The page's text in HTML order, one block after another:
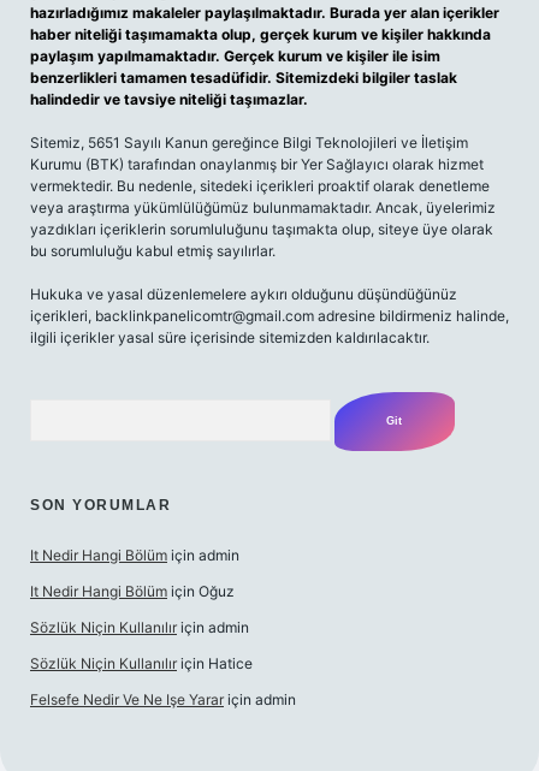
hazırladığımız makaleler paylaşılmaktadır. Burada yer alan içerikler
haber niteliği taşımamakta olup, gerçek kurum ve kişiler hakkında
paylaşım yapılmamaktadır. Gerçek kurum ve kişiler ile isim
benzerlikleri tamamen tesadüfidir. Sitemizdeki bilgiler taslak
halindedir ve tavsiye niteliği taşımazlar.
Sitemiz, 5651 Sayılı Kanun gereğince Bilgi Teknolojileri ve İletişim
Kurumu (BTK) tarafından onaylanmış bir Yer Sağlayıcı olarak hizmet
vermektedir. Bu nedenle, sitedeki içerikleri proaktif olarak denetleme
veya araştırma yükümlülüğümüz bulunmamaktadır. Ancak, üyelerimiz
yazdıkları içeriklerin sorumluluğunu taşımakta olup, siteye üye olarak
bu sorumluluğu kabul etmiş sayılırlar.
Hukuka ve yasal düzenlemelere aykırı olduğunu düşündüğünüz
içerikleri, backlinkpanelicomtr@gmail.com adresine bildirmeniz halinde,
ilgili içerikler yasal süre içerisinde sitemizden kaldırılacaktır.
SON YORUMLAR
It Nedir Hangi Bölüm için admin
It Nedir Hangi Bölüm için Oğuz
Sözlük Niçin Kullanılır için admin
Sözlük Niçin Kullanılır için Hatice
Felsefe Nedir Ve Ne Işe Yarar için admin